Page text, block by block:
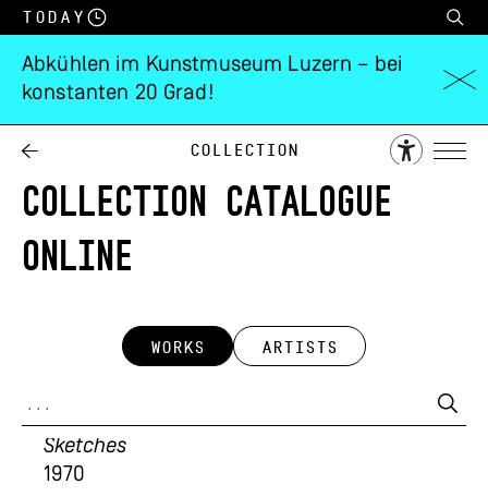
Today
Abkühlen im Kunstmuseum Luzern – bei
konstanten 20 Grad!
Collection
COLLECTION CATALOGUE
ONLINE
WORKS ARTISTS
Sketches
1970